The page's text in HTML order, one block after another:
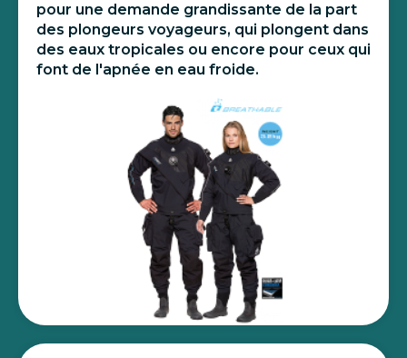
pour une demande grandissante de la part
des plongeurs voyageurs, qui plongent dans
des eaux tropicales ou encore pour ceux qui
font de l'apnée en eau froide.